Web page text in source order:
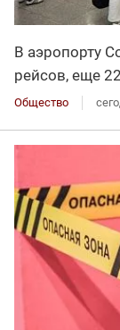
В аэропорту
рейсов, еще
Общество